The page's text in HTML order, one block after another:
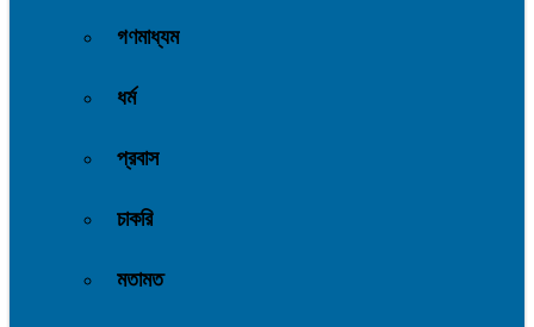
গণমাধ্যম
ধর্ম
প্রবাস
চাকরি
মতামত